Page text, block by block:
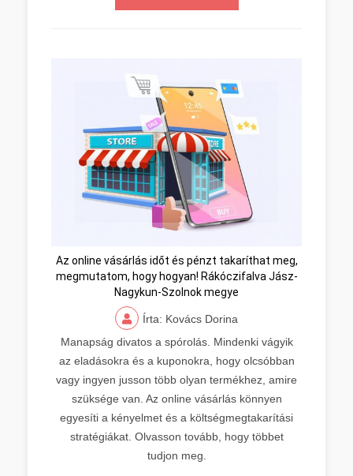
Az online vásárlás időt és pénzt takaríthat meg,
megmutatom, hogy hogyan! Rákóczifalva Jász-
Nagykun-Szolnok megye
Írta: Kovács Dorina
Manapság divatos a spórolás. Mindenki vágyik
az eladásokra és a kuponokra, hogy olcsóbban
vagy ingyen jusson több olyan termékhez, amire
szüksége van. Az online vásárlás könnyen
egyesíti a kényelmet és a költségmegtakarítási
stratégiákat. Olvasson tovább, hogy többet
tudjon meg.